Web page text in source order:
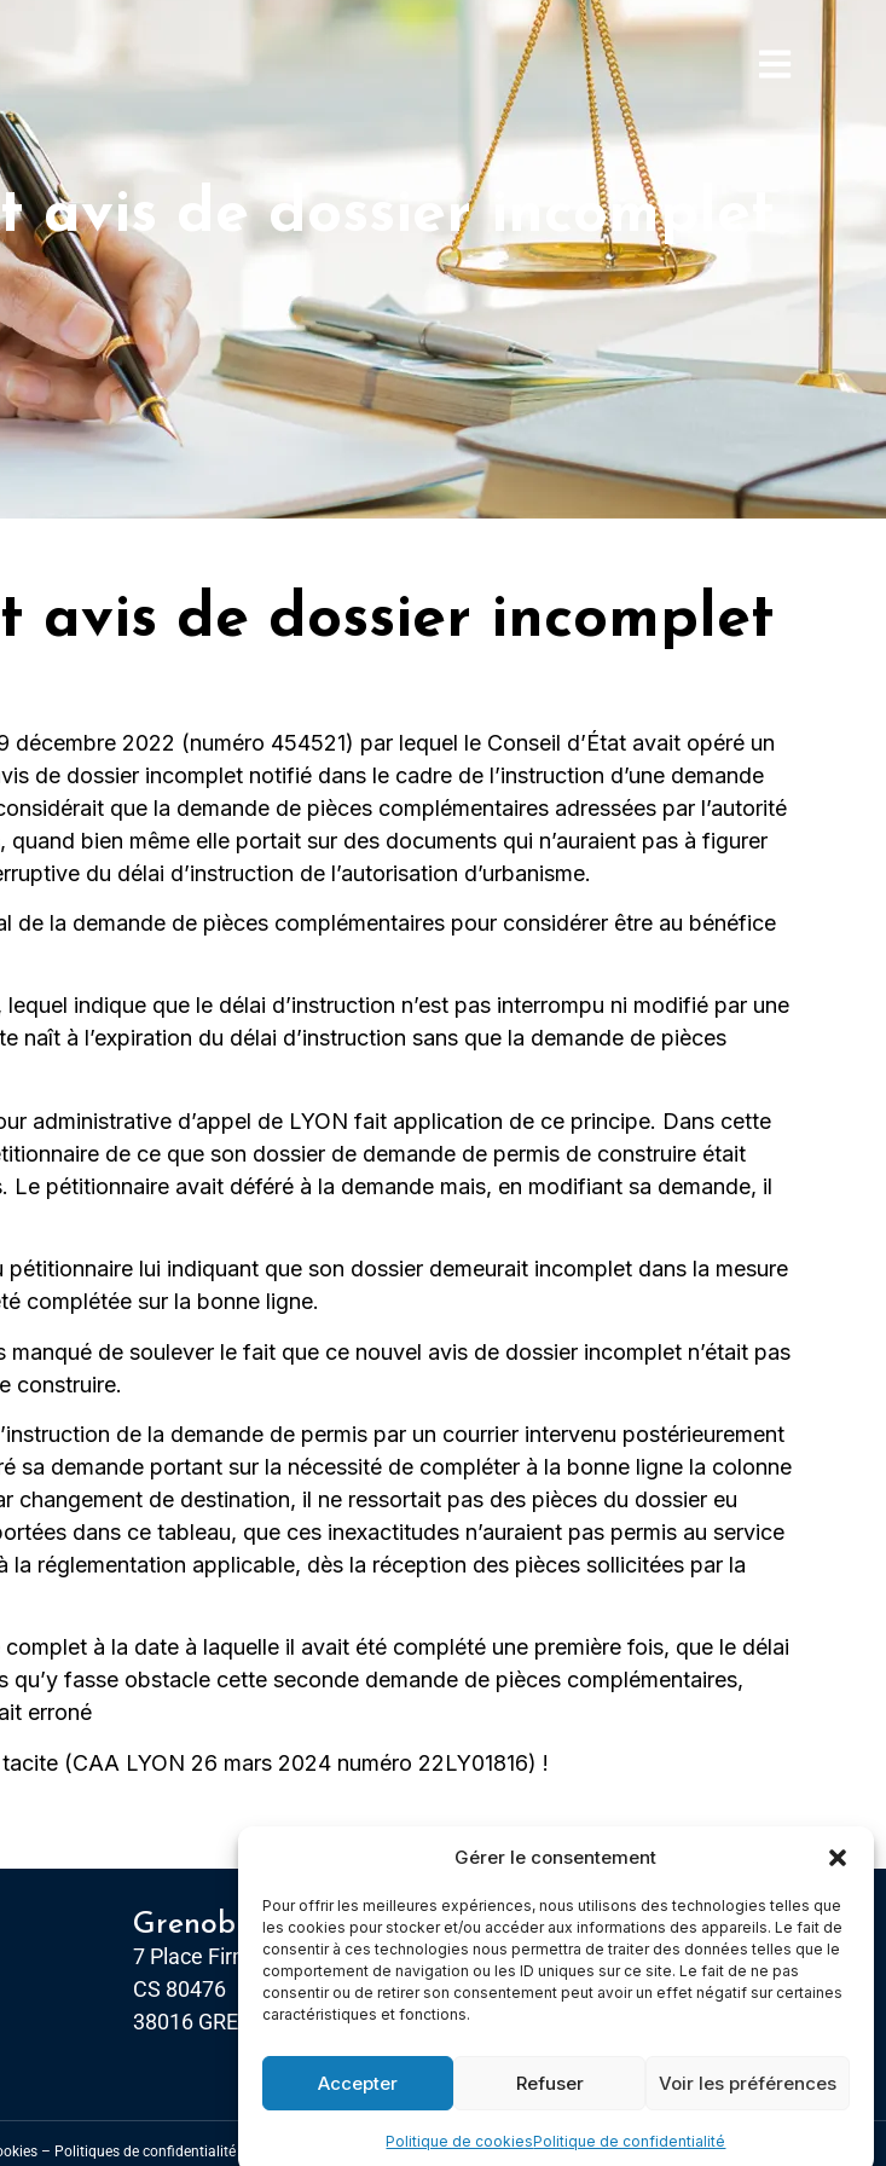
Gérer le consentement
Pour offrir les meilleures expériences, nous utilisons des technologies telles que
les cookies pour stocker et/ou accéder aux informations des appareils. Le fait de
consentir à ces technologies nous permettra de traiter des données telles que le
comportement de navigation ou les ID uniques sur ce site. Le fait de ne pas
consentir ou de retirer son consentement peut avoir un effet négatif sur certaines
caractéristiques et fonctions.
Accepter Refuser Voir les préférences
Politique de cookiesPolitique de confidentialité
avis de dossier incomplet
avis de dossier incomplet
décembre 2022 (numéro 454521) par lequel le Conseil d’État avait opéré un
de dossier incomplet notifié dans le cadre de l’instruction d’une demande
que la demande de pièces complémentaires adressées par l’autorité
bien même elle portait sur des documents qui n’auraient pas à figurer
du délai d’instruction de l’autorisation d’urbanisme.
de la demande de pièces complémentaires pour considérer être au bénéfice
indique que le délai d’instruction n’est pas interrompu ni modifié par une
à l’expiration du délai d’instruction sans que la demande de pièces
administrative d’appel de LYON fait application de ce principe. Dans cette
de ce que son dossier de demande de permis de construire était
pétitionnaire avait déféré à la demande mais, en modifiant sa demande, il
lui indiquant que son dossier demeurait incomplet dans la mesure
complétée sur la bonne ligne.
de soulever le fait que ce nouvel avis de dossier incomplet n’était pas
construire.
de la demande de permis par un courrier intervenu postérieurement
sa demande portant sur la nécessité de compléter à la bonne ligne la colonne
changement de destination, il ne ressortait pas des pièces du dossier eu
dans ce tableau, que ces inexactitudes n’auraient pas permis au service
réglementation applicable, dès la réception des pièces sollicitées par la
à la date à laquelle il avait été complété une première fois, que le délai
fasse obstacle cette seconde demande de pièces complémentaires,
erroné
(CAA LYON 26 mars 2024 numéro 22LY01816) !
Grenoble
7 Place Firmin Gautier
CS 80476
38016 GRENOBLE, Cedex 1
Chambery
Immeuble le Paris
5 rue Claude Martin
– Politiques de confidentialité Made with Cerf à Lunettes - Web & Com